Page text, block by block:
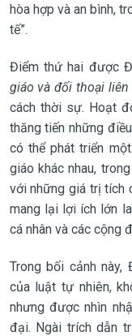
hòa hợp và an bình,
tế”.
Điểm thứ hai được
giáo và đối thoại liên
cách thời sự. Hoạt
thăng tiến những
có thể phát triển
giáo khác nhau,
với những giá trị tích
mang lại lợi ích lớn
cá nhân và các cộng
Trong bối cảnh này,
của luật tự nhiên,
nhưng được nhìn
đại. Ngài trích dẫn